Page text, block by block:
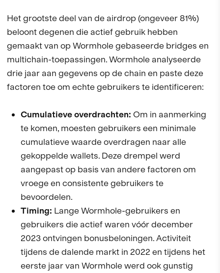
Het grootste deel van de airdrop (ongeveer 81%)
beloont degenen die actief gebruik hebben
gemaakt van op Wormhole gebaseerde bridges en
multichain-toepassingen. Wormhole analyseerde
drie jaar aan gegevens op de chain en paste deze
factoren toe om echte gebruikers te identificeren:
Cumulatieve overdrachten: Om in aanmerking
te komen, moesten gebruikers een minimale
cumulatieve waarde overdragen naar alle
gekoppelde wallets. Deze drempel werd
aangepast op basis van andere factoren om
vroege en consistente gebruikers te
bevoordelen.
Timing: Lange Wormhole-gebruikers en
gebruikers die actief waren vóór december
2023 ontvingen bonusbeloningen. Activiteit
tijdens de dalende markt in 2022 en tijdens het
eerste jaar van Wormhole werd ook gunstig